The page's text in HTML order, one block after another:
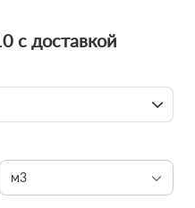
с доставкой
м3